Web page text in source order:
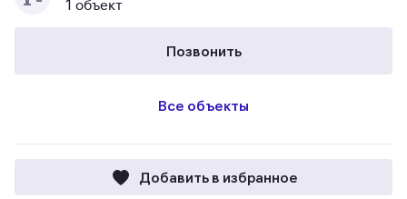
1 объект
Позвонить
Все объекты
Добавить в избранное